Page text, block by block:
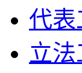
代表
立